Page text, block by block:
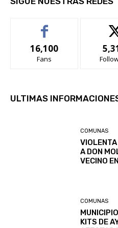
16,100
Fans
ULTIMAS
COMUNAS
A DON
VECINO
COMUNAS
KITS DE